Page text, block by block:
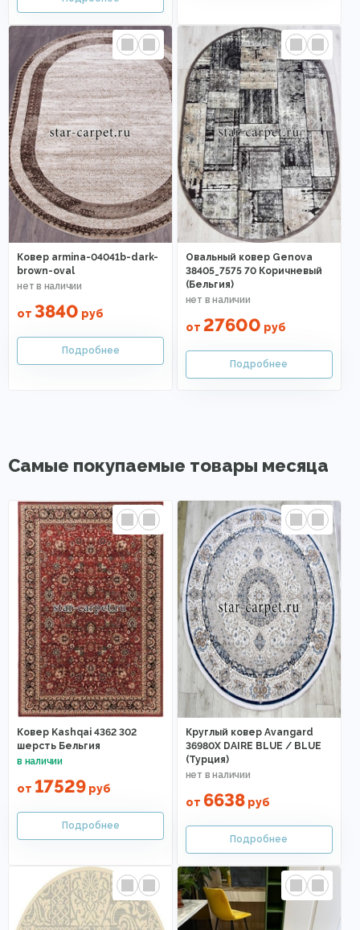
Ковер armina-04041b-dark-
brown-oval
от 3840 руб
Овальный ковер Genova
38405_7575 70 Коричневый
(Бельгия)
от 27600 руб
Самые покупаемые товары месяца
Ковер Kashqai 4362 302
шерсть Бельгия
от 17529 руб
Круглый ковер Avangard
36980X DAIRE BLUE / BLUE
(Турция)
от 6638руб